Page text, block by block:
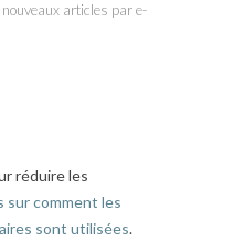
articles par e-
réduire les
sur comment les
sont utilisées.